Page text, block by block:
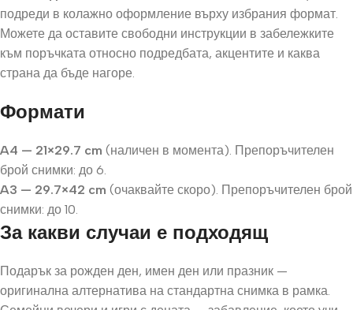
подреди в колажно оформление върху избрания формат.
Можете да оставите свободни инструкции в забележките
към поръчката относно подредбата, акцентите и каква
страна да бъде нагоре.
Формати
A4 — 21×29.7 cm (наличен в момента). Препоръчителен
брой снимки: до 6.
A3 — 29.7×42 cm (очаквайте скоро). Препоръчителен брой
снимки: до 10.
За какви случаи е подходящ
Подарък за рожден ден, имен ден или празник —
оригинална алтернатива на стандартна снимка в рамка.